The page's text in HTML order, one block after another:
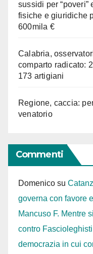
sussidi per
fisiche e giuridiche
600mila €
Calabria,
comparto radicato:
173 artigiani
Regione, caccia:
venatorio
Commenti
Domenico su
governa con favore
Mancuso F. Mentre
contro
democrazia in cui